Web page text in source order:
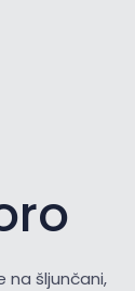
na šljunčani,